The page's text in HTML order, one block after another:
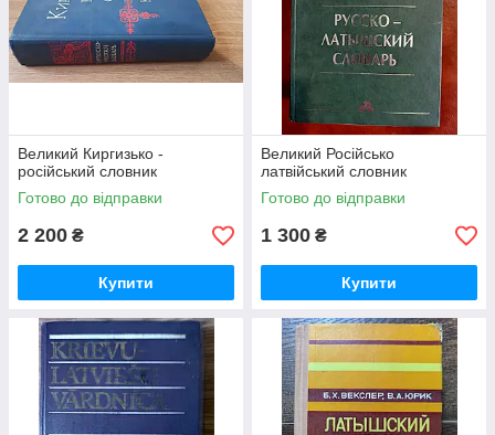
Великий Киргизько -
російський словник
Готово до відправки
2 200 ₴
Купити
Великий Російсько
латвійський словник
Готово до відправки
1 300 ₴
Купити